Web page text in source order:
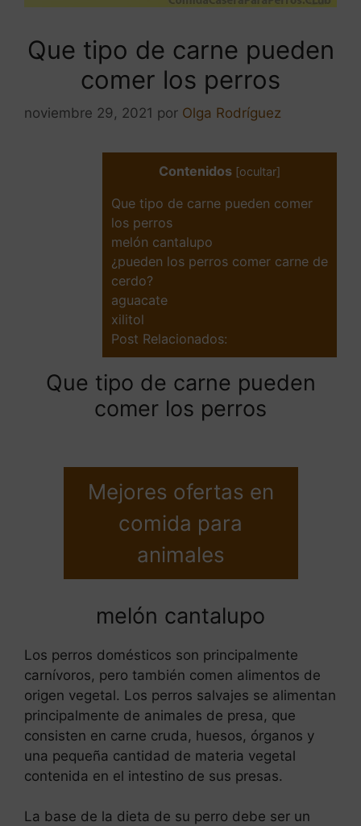
Que tipo de carne pueden
comer los perros
noviembre 29, 2021 por Olga Rodríguez
Contenidos [ocultar]
Que tipo de carne pueden comer
los perros
melón cantalupo
¿pueden los perros comer carne de
cerdo?
aguacate
xilitol
Post Relacionados:
Que tipo de carne pueden
comer los perros
Mejores ofertas en
comida para
animales
melón cantalupo
Los perros domésticos son principalmente
carnívoros, pero también comen alimentos de
origen vegetal. Los perros salvajes se alimentan
principalmente de animales de presa, que
consisten en carne cruda, huesos, órganos y
una pequeña cantidad de materia vegetal
contenida en el intestino de sus presas.
La base de la dieta de su perro debe ser un